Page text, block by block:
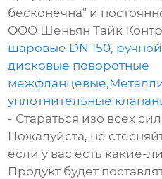
бесконечна" и
ООО Шеньян Тайк
шаровые DN 150,
дисковые поворотные
межфланцевые,
уплотнительные
- Стараться изо всех
Пожалуйста, не
если у вас есть какие-
Продукт будет